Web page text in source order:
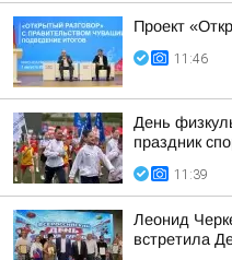
Проект
11:46
День
праздник
11:39
Леонид
встретила